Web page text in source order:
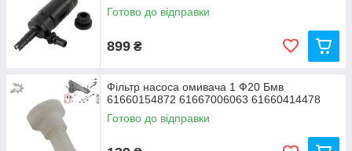
Готово до відправки
899 ₴
Фільтр насоса омивача 1 Ф20 Бмв
61660154872 61667006063 61660414478
Готово до відправки